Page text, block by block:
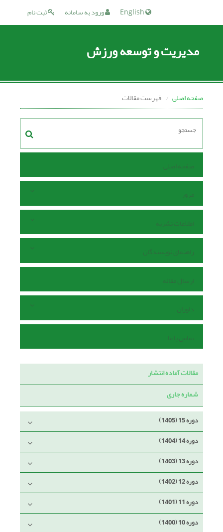
ثبت نام ورود به سامانه
مدیریت و توسعه ورزش
صفحه اصلی فهرست مقالات
صفحه اصلی
مرور
اطلاعات نشریه
راهنمای نویسندگان
ارسال مقاله
داوران
تماس با ما
مقالات آماده انتشار
شماره جاری
دوره 15 (1405)
دوره 14 (1404)
دوره 13 (1403)
دوره 12 (1402)
دوره 11 (1401)
دوره 10 (1400)